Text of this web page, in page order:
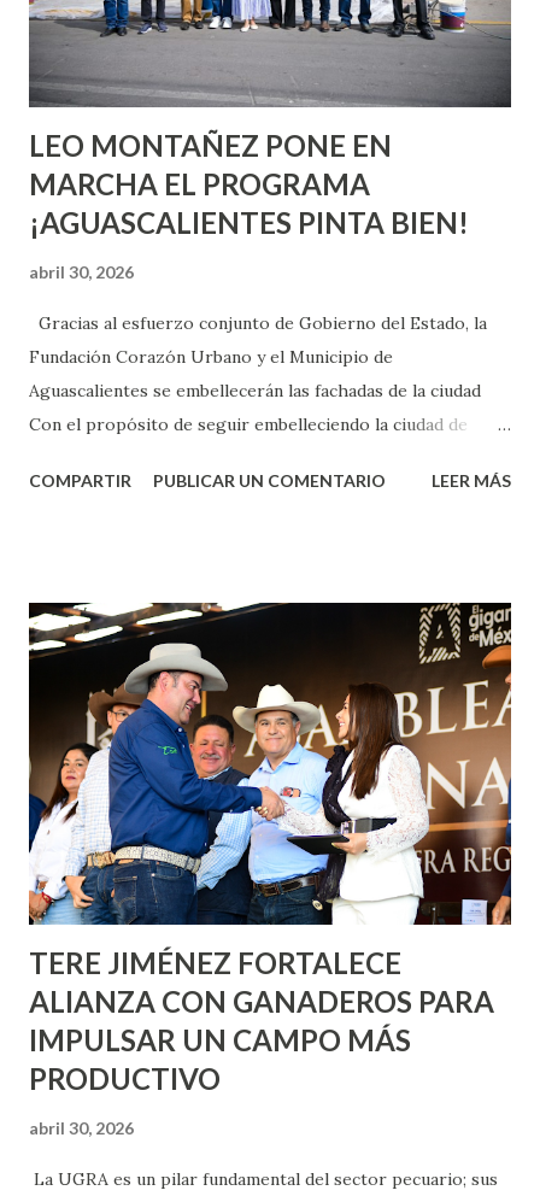
experimentarlo, pero como cualquier persona con
experiencia te dirá, siempre es mejor cuando ambas partes
son suficientemen...
LEO MONTAÑEZ PONE EN
MARCHA EL PROGRAMA
¡AGUASCALIENTES PINTA BIEN!
abril 30, 2026
Gracias al esfuerzo conjunto de Gobierno del Estado, la
Fundación Corazón Urbano y el Municipio de
Aguascalientes se embellecerán las fachadas de la ciudad
Con el propósito de seguir embelleciendo la ciudad de
municipal, Leo Montañez dio inicio al programa
Corazón Urbano y el Municipio capital. Leo Montañez
informó que en este programa se usarán cerca de 90 mil
metros cuadrados de pintura, para dar inicio en la calle
Nieto, entre Jesús F. Elizondo y la calle 22 de Octubre, con
lo que se aplicará pintura en 66 casas. Posteriormente se
llevará este programa a Villas de Nuestra Señora de la
Asunción, Avenida Alameda y Decreto 27 de Septiembre, en
los edificios FOVISSSTE Ojo de Agua, en la comunidad
Norias de Paso Hondo y en los edificios de...
COMPARTIR PUBLICAR UN COMENTARIO LEER MÁS
TERE JIMÉNEZ FORTALECE
ALIANZA CON GANADEROS PARA
IMPULSAR UN CAMPO MÁS
PRODUCTIVO
abril 30, 2026
La UGRA es un pilar fundamental del sector pecuario; sus